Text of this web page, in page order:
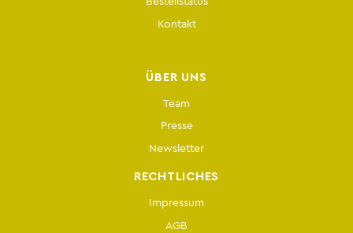
Kontakt
ÜBER UNS
Team
Presse
Newsletter
RECHTLICHES
Impressum
AGB